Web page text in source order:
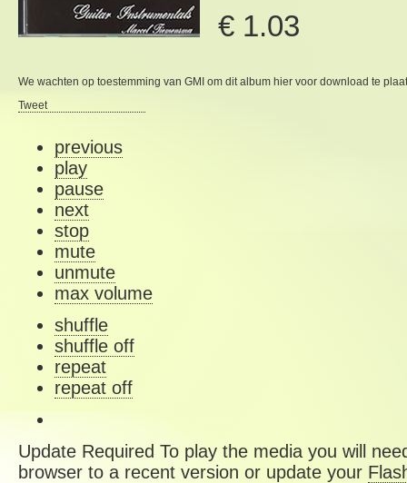
€ 1.03
We wachten op toestemming van GMI om dit album hier voor download te
Tweet
previous
play
pause
next
stop
mute
unmute
max volume
shuffle
shuffle off
repeat
repeat off
Update Required To play the media you will
browser to a recent version or update your